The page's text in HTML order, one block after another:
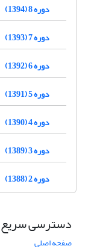
دوره 8 (1394)
دوره 7 (1393)
دوره 6 (1392)
دوره 5 (1391)
دوره 4 (1390)
دوره 3 (1389)
دوره 2 (1388)
دسترسی سریع
صفحه اصلی